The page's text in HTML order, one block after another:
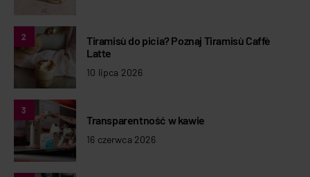
2
Tiramisù do picia? Poznaj Tiramisù Caffè
Latte
10 lipca 2026
3
Transparentność w kawie
16 czerwca 2026